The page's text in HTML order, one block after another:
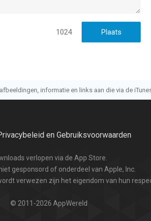
1024
informatie en links aan die via de
en Gebruiksvoorwaarden
verlopen via de App Store.
gesponsord of onderdeel van Apple, Inc.
verwezen zijn het eigendom van hun
© 2011-2026 AppWereld